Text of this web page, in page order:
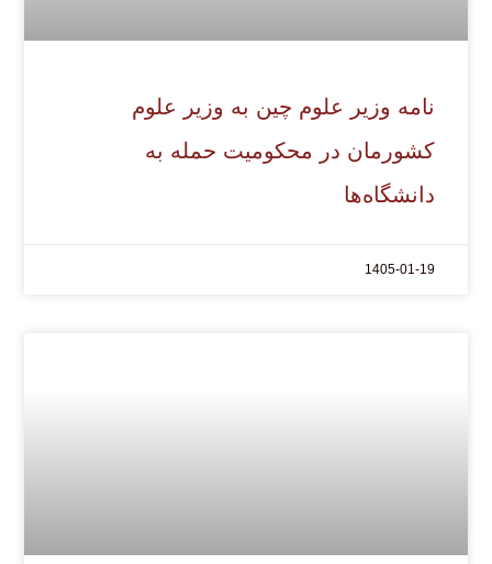
نامه وزیر علوم چین به وزیر علوم
کشورمان در محکومیت حمله به
دانشگاه‌ها
1405-01-19